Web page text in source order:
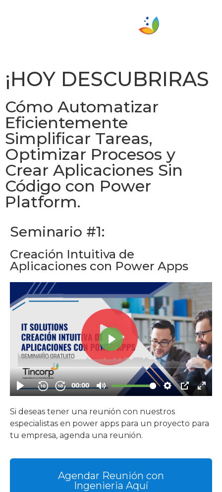
¡HOY DESCUBRIRAS
Cómo Automatizar
Eficientemente
Simplificar Tareas,
Optimizar Procesos y
Crear Aplicaciones Sin
Código con Power
Platform.
Seminario #1:
Creación Intuitiva de
Aplicaciones con Power Apps
Si deseas tener una reunión con nuestros
especialistas en power apps para un proyecto para
tu empresa, agenda una reunión.
Agendar Reunión con
Ingenieria Aquí